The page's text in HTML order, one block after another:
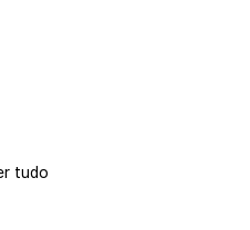
tudo